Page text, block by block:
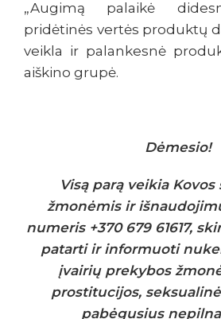
„Augimą palaikė
pridėtinės vertės produktų
veikla ir palankesnė
aiškino grupė.
Dėmesio!
Visą parą veikia
žmonėmis ir
numeris +370 679 61617,
patarti ir informuoti
įvairių prekybos
prostitucijos,
pabėgusius